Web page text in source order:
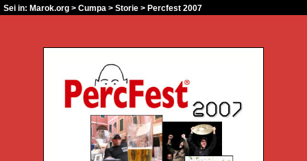
Sei in: Marok.org > Cumpa > Storie > Percfest 2007